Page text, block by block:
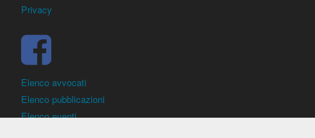
Privacy
Elenco avvocati
Elenco pubblicazioni
Elenco eventi